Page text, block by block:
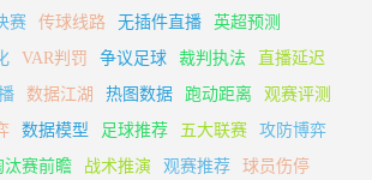
赛 传球线路 无插件直播
英超预测
VAR判罚 争议足球 裁判执法
直播延迟
数据江湖 热图数据 跑动距离
观赛评测
数据模型 足球推荐 五大联赛
攻防博弈
汰赛前瞻 战术推演 观赛推荐
球员伤停